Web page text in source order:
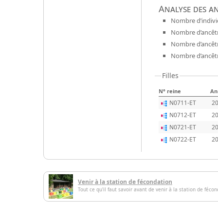
Analyse des
Nombre
Nombre
Nombre
Nombre
Filles
N° reine
N0711-ET
N0712-ET
N0721-ET
N0722-ET
Venir à la station de fécondation
Tout ce qu'il faut savoir avant de venir à la station de